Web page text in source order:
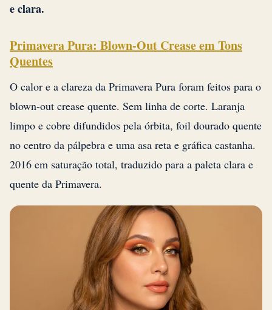
e clara.
Primavera Pura: Blown-Out Crease em Tons
Quentes
O calor e a clareza da Primavera Pura foram feitos para o
blown-out crease quente. Sem linha de corte. Laranja
limpo e cobre difundidos pela órbita, foil dourado quente
no centro da pálpebra e uma asa reta e gráfica castanha.
2016 em saturação total, traduzido para a paleta clara e
quente da Primavera.